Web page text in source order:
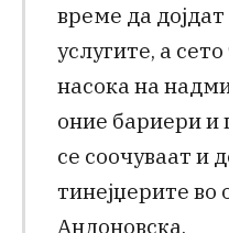
време да
услугите, а
насока на
оние бариери и
се соочуваат и
тинејџерите во
Андоновска.